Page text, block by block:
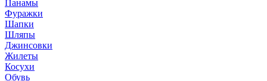
Панамы
Фуражки
Шапки
Шляпы
Джинсовки
Жилеты
Косухи
Обувь